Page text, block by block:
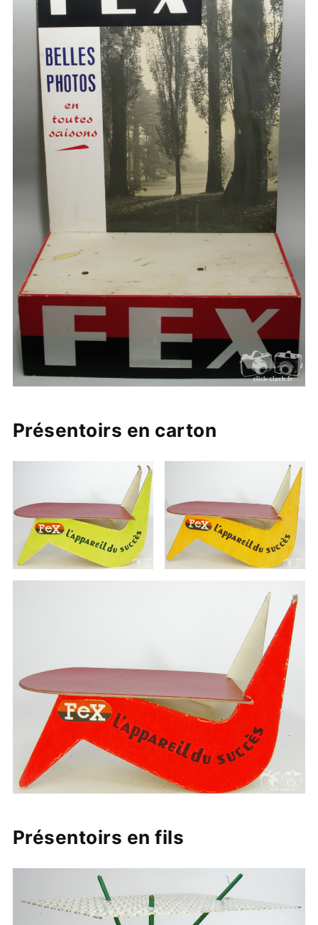
Présentoirs en carton
Présentoirs en fils